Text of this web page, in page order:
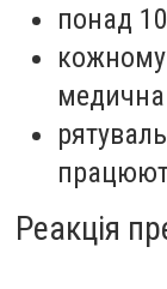
понад
Реакція